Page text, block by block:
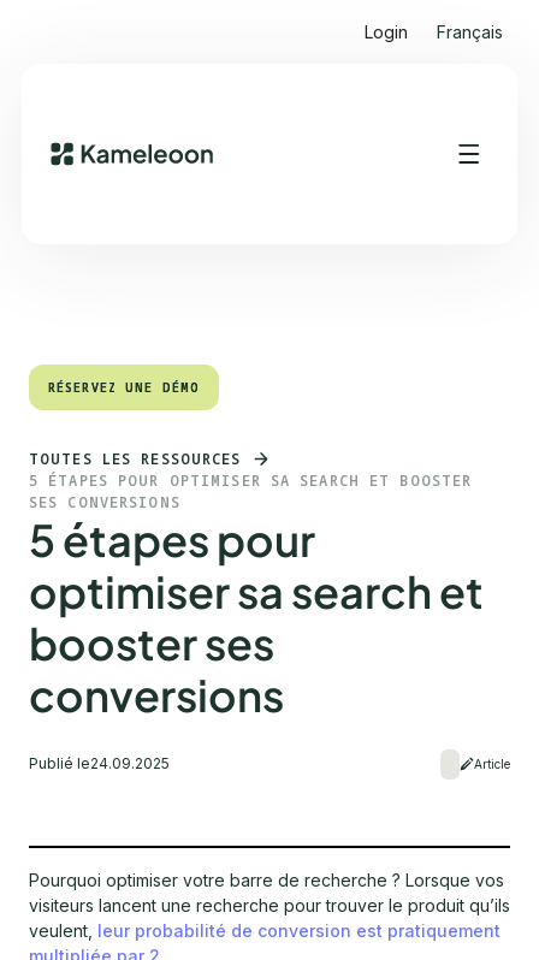
Login Français
Sommaire
RÉSERVEZ UNE DÉMO
RÉSERVEZ UNE DÉMO
TOUTES LES RESSOURCES
5 ÉTAPES POUR OPTIMISER SA SEARCH ET BOOSTER
SES CONVERSIONS
5 étapes pour
optimiser sa search et
booster ses
conversions
Publié le24.09.2025 Article
Pourquoi optimiser votre barre de recherche ? Lorsque vos
visiteurs lancent une recherche pour trouver le produit qu’ils
veulent, leur probabilité de conversion est pratiquement